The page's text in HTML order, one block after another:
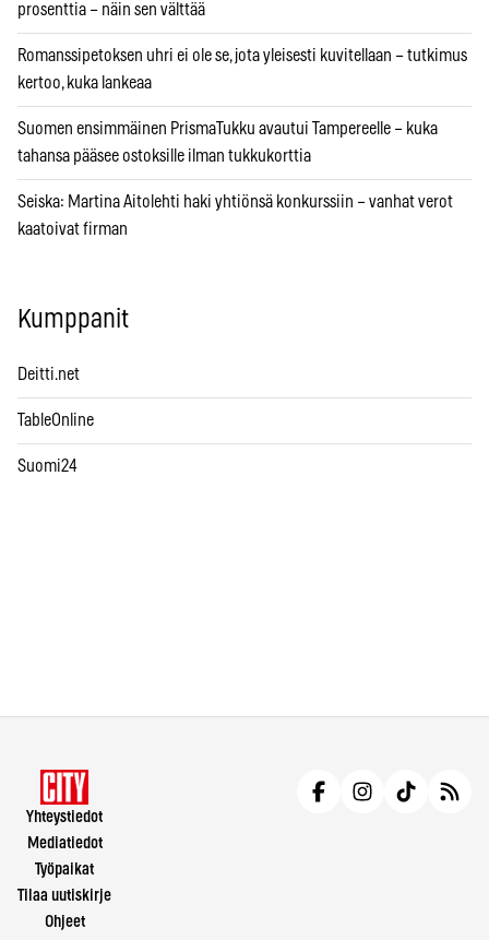
prosenttia – näin sen välttää
Romanssipetoksen uhri ei ole se, jota yleisesti kuvitellaan – tutkimus
kertoo, kuka lankeaa
Suomen ensimmäinen PrismaTukku avautui Tampereelle – kuka
tahansa pääsee ostoksille ilman tukkukorttia
Seiska: Martina Aitolehti haki yhtiönsä konkurssiin – vanhat verot
kaatoivat firman
Kumppanit
Deitti.net
TableOnline
Suomi24
Yhteystiedot
Mediatiedot
Työpaikat
Tilaa uutiskirje
Ohjeet